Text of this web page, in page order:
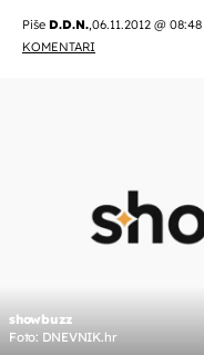
Piše D.D.N.,06.11.2012 @ 08:48
KOMENTARI
showbuzz
Foto: DNEVNIK.hr